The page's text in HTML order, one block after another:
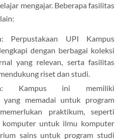
mengajar. Beberapa fasilitas
Perpustakaan UPI Kampus
dengan berbagai koleksi
yang relevan, serta fasilitas
riset dan studi.
Kampus ini memiliki
yang memadai untuk program
praktikum, seperti
komputer untuk ilmu komputer
sains untuk program studi